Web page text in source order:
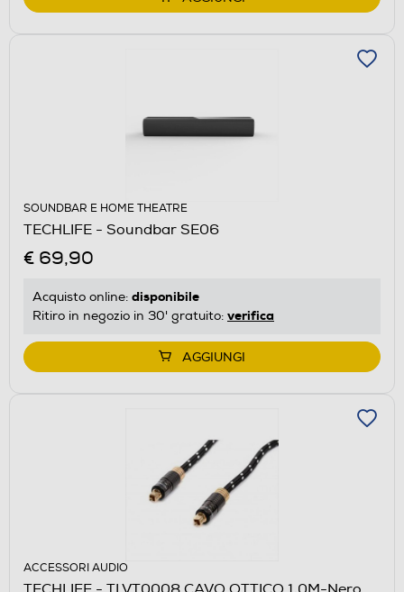
SOUNDBAR E HOME THEATRE
TECHLIFE - Soundbar SE06
€ 69,90
Acquisto online: disponibile
Ritiro in negozio in 30' gratuito: verifica
AGGIUNGI
ACCESSORI AUDIO